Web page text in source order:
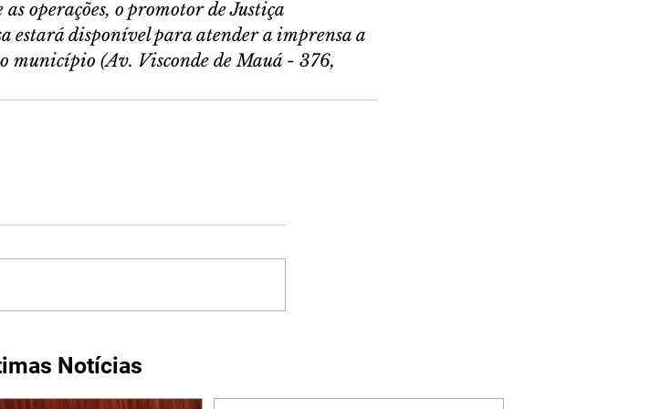
operações, o promotor de Justiça
estará disponível para atender a imprensa a
município (Av. Visconde de Mauá - 376,
Notícias